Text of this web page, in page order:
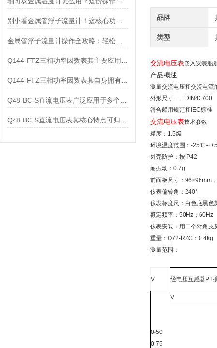
金属管浮子流量计操作全攻略：轻松拿捏，精准掌控每一步！
Q144-FTZ三相功率因数表其自身拥有怎样的功能呢？
品牌
类型
交流电压表嵌入安装船
产品概述
测量交流电压和交流电流
外形尺寸……DIN43700
符合船用规范和IEC标准
交流电压表技术参数
精度：1.5级
环境温度范围：-25℃～
外壳防护：按IP42
耐振动：0.7g
前面板尺寸：96×96mm
仪表偏转角：240°
仪表标度尺：白色底黑色
额定频率：50Hz；60Hz
仪表安装：用二个对角支
重量：Q72-RZC：0.4kg
测量范围：
V 经电压互感器PT
0-50
0-75
V